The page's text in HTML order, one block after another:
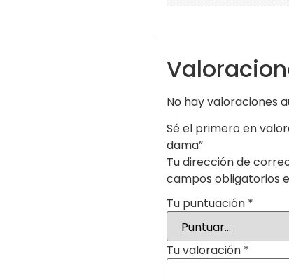
No hay valoraciones
Sé el primero en
dama”
Tu dirección de
campos obligatorios
Tu puntuación *
Tu valoración *